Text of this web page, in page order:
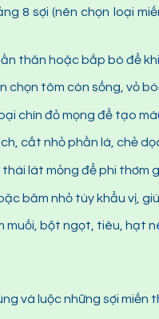
8 sợi (nên chọn loại
thăn hoặc bắp bò để
chọn tôm còn sống, vỏ
chín đỏ mọng để tạo
cắt nhỏ phần lá, chẻ
lát mỏng để phi thơm
băm nhỏ tùy khẩu vị,
muối, bột ngọt, tiêu, hạt
và luộc những sợi miến